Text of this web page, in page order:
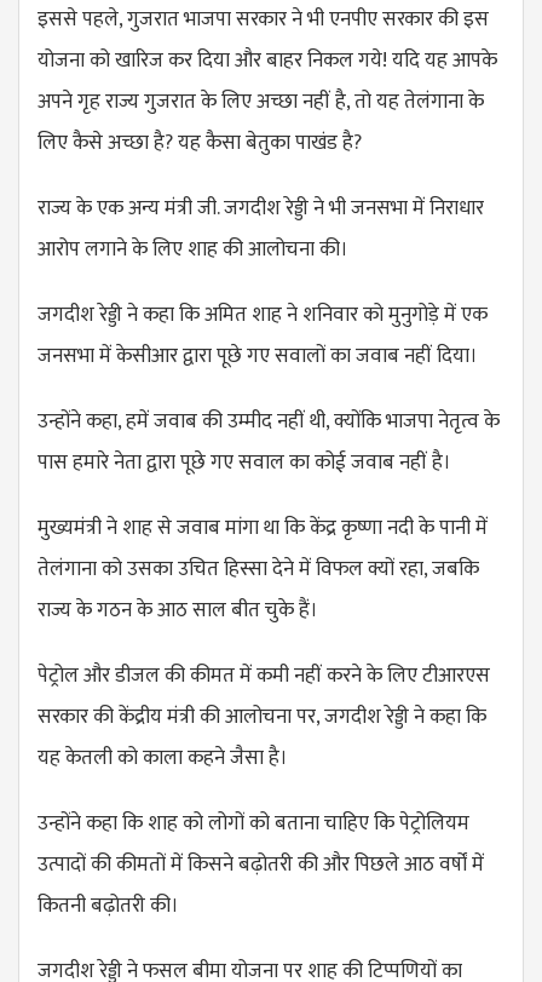
इससे पहले, गुजरात भाजपा सरकार ने भी एनपीए सरकार की इस
योजना को खारिज कर दिया और बाहर निकल गये! यदि यह आपके
अपने गृह राज्य गुजरात के लिए अच्छा नहीं है, तो यह तेलंगाना के
लिए कैसे अच्छा है? यह कैसा बेतुका पाखंड है?
राज्य के एक अन्य मंत्री जी. जगदीश रेड्डी ने भी जनसभा में निराधार
आरोप लगाने के लिए शाह की आलोचना की।
जगदीश रेड्डी ने कहा कि अमित शाह ने शनिवार को मुनुगोड़े में एक
जनसभा में केसीआर द्वारा पूछे गए सवालों का जवाब नहीं दिया।
उन्होंने कहा, हमें जवाब की उम्मीद नहीं थी, क्योंकि भाजपा नेतृत्व के
पास हमारे नेता द्वारा पूछे गए सवाल का कोई जवाब नहीं है।
मुख्यमंत्री ने शाह से जवाब मांगा था कि केंद्र कृष्णा नदी के पानी में
तेलंगाना को उसका उचित हिस्सा देने में विफल क्यों रहा, जबकि
राज्य के गठन के आठ साल बीत चुके हैं।
पेट्रोल और डीजल की कीमत में कमी नहीं करने के लिए टीआरएस
सरकार की केंद्रीय मंत्री की आलोचना पर, जगदीश रेड्डी ने कहा कि
यह केतली को काला कहने जैसा है।
उन्होंने कहा कि शाह को लोगों को बताना चाहिए कि पेट्रोलियम
उत्पादों की कीमतों में किसने बढ़ोतरी की और पिछले आठ वर्षों में
कितनी बढ़ोतरी की।
जगदीश रेड्डी ने फसल बीमा योजना पर शाह की टिप्पणियों का